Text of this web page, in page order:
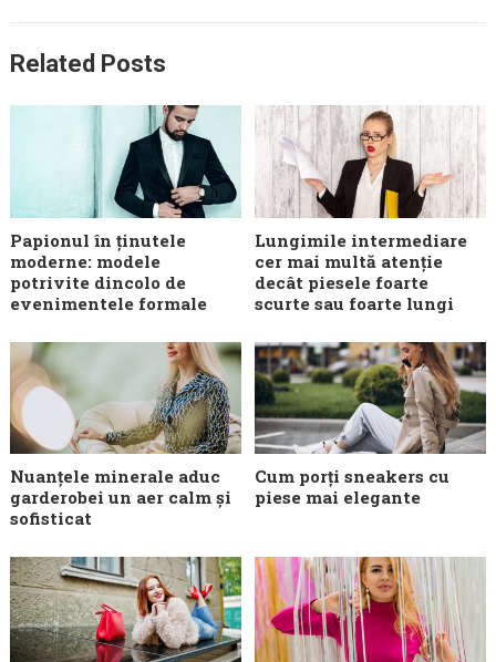
Related Posts
Papionul în ținutele
moderne: modele
potrivite dincolo de
evenimentele formale
Lungimile intermediare
cer mai multă atenție
decât piesele foarte
scurte sau foarte lungi
Nuanțele minerale aduc
garderobei un aer calm și
sofisticat
Cum porți sneakers cu
piese mai elegante